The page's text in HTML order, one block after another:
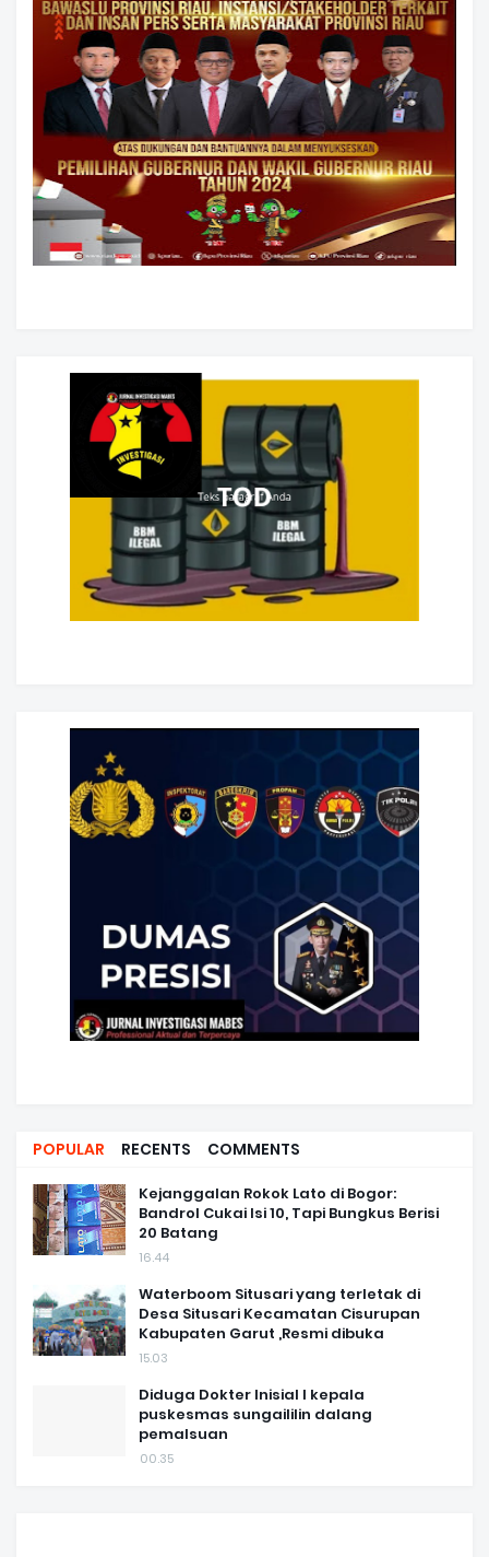
POPULAR RECENTS COMMENTS
Kejanggalan Rokok Lato di Bogor:
Bandrol Cukai Isi 10, Tapi Bungkus Berisi
20 Batang
16.44
Waterboom Situsari yang terletak di
Desa Situsari Kecamatan Cisurupan
Kabupaten Garut ,Resmi dibuka
15.03
Diduga Dokter Inisial I kepala
puskesmas sungaililin dalang
pemalsuan
00.35